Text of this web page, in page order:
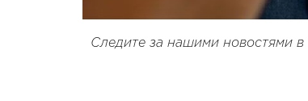
Следите за нашими новостями в